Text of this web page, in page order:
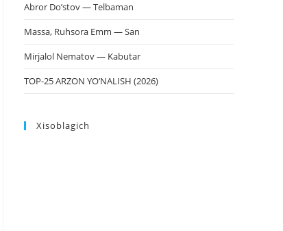
Abror Do’stov — Telbaman
Massa, Ruhsora Emm — San
Mirjalol Nematov — Kabutar
TOP-25 ARZON YO‘NALISH (2026)
Xisoblagich